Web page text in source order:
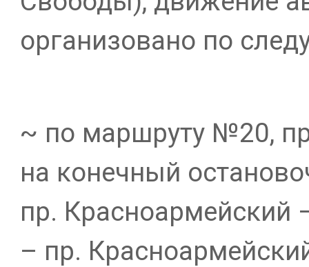
организовано по
~ по маршруту №20,
на конечный
пр. Красноармейский
– пр.